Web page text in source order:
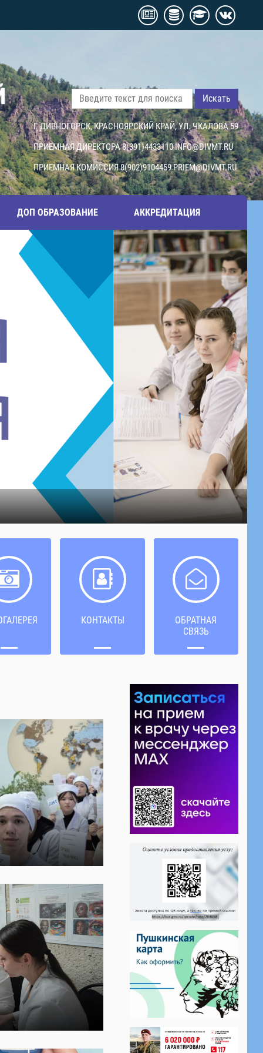
Искать
Г. ДИВНОГОРСК, КРАСНОЯРСКИЙ КРАЙ, УЛ. ЧКАЛОВА 59
ПРИЕМНАЯ ДИРЕКТОРА 8(391)4433110INFO@DIVMT.RU
ПРИЕМНАЯ КОМИССИЯ 8(902)9104459PRIEM@DIVMT.RU
ДОП ОБРАЗОВАНИЕ АККРЕДИТАЦИЯ
КОНТАКТЫ
ОБРАТНАЯ
СВЯЗЬ